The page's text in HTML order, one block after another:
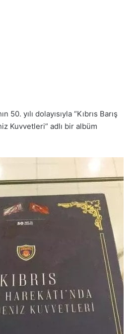
50. yılı dolayısıyla “Kıbrıs Barış
Kuvvetleri” adlı bir albüm